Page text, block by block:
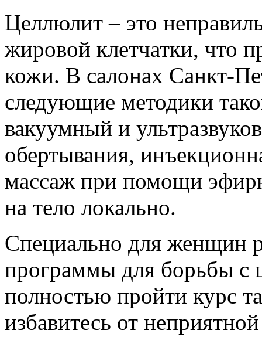
Целлюлит – это
жировой клетчатки, что
кожи. В салонах Санкт-
следующие методики
вакуумный и
обертывания,
массаж при помощи
на тело локально.
Специально для женщин
программы для борьбы с
полностью пройти курс
избавитесь от